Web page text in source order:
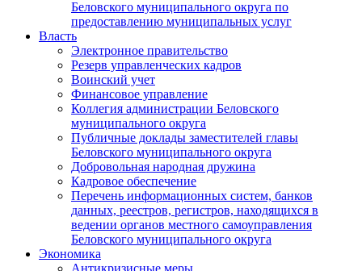
Беловского муниципального округа по
предоставлению муниципальных услуг
Власть
Электронное правительство
Резерв управленческих кадров
Воинский учет
Финансовое управление
Коллегия администрации Беловского
муниципального округа
Публичные доклады заместителей главы
Беловского муниципального округа
Добровольная народная дружина
Кадровое обеспечение
Перечень информационных систем, банков
данных, реестров, регистров, находящихся в
ведении органов местного самоуправления
Беловского муниципального округа
Экономика
Антикризисные меры